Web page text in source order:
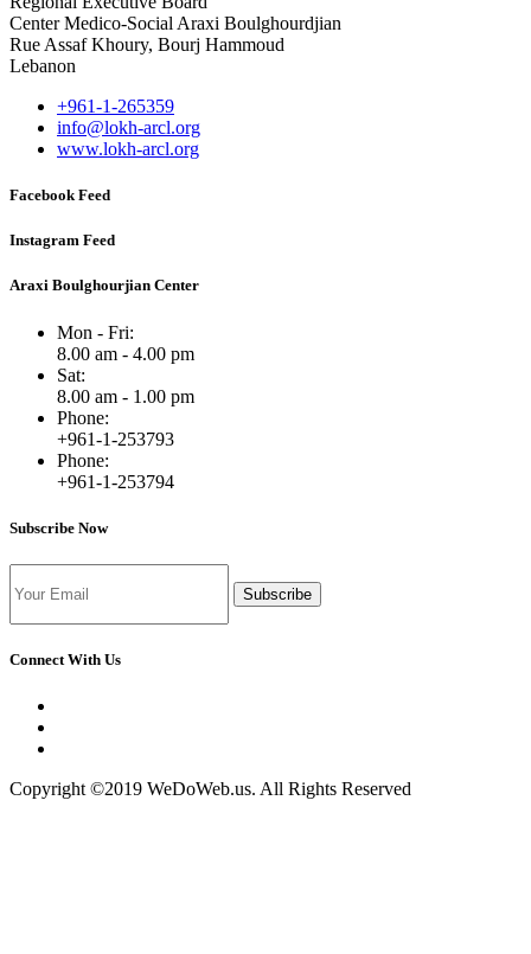
Center Medico-Social Araxi Boulghourdjian
Rue Assaf Khoury, Bourj Hammoud
Lebanon
+961-1-265359
info@lokh-arcl.org
www.lokh-arcl.org
Facebook Feed
Instagram Feed
Araxi Boulghourjian Center
Mon - Fri:
8.00 am - 4.00 pm
Sat:
8.00 am - 1.00 pm
Phone:
+961-1-253793
Phone:
+961-1-253794
Subscribe Now
Subscribe
Connect With Us
Copyright ©2019 WeDoWeb.us. All Rights Reserved